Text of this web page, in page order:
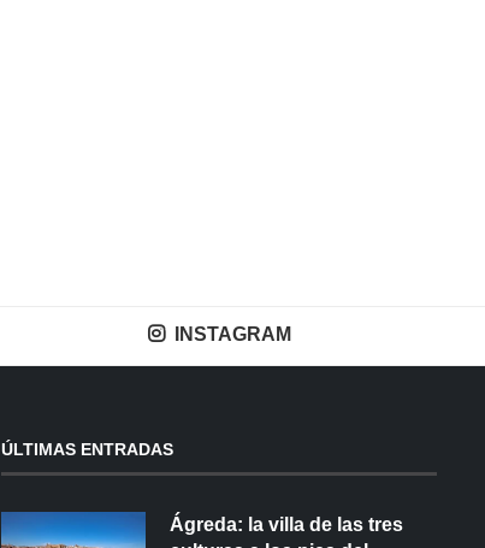
INSTAGRAM
ÚLTIMAS ENTRADAS
Ágreda: la villa de las tres